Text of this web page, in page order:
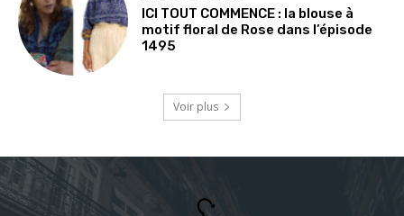
ICI TOUT COMMENCE : la blouse à
motif floral de Rose dans l’épisode
1495
Voir plus